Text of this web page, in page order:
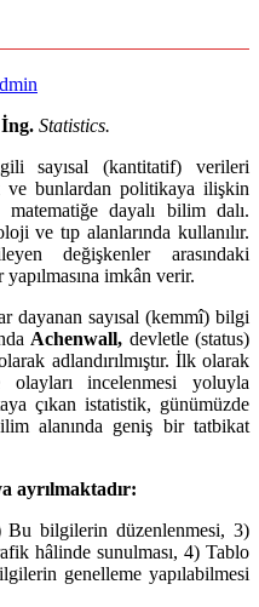
İng. Statistics.
sayısal (kantitatif) verileri
bunlardan politikaya ilişkin
matematiğe dayalı bilim dalı.
ve tıp alanlarında kullanılır.
değişkenler arasındaki
imkân verir.
dayanan sayısal (kemmî) bilgi
Achenwall, devletle (status)
adlandırılmıştır. İlk olarak
incelenmesi yoluyla
çıkan istatistik, günümüzde
alanında geniş bir tatbikat
ayrılmaktadır:
Bu bilgilerin düzenlenmesi, 3)
hâlinde sunulması, 4) Tablo
genelleme yapılabilmesi